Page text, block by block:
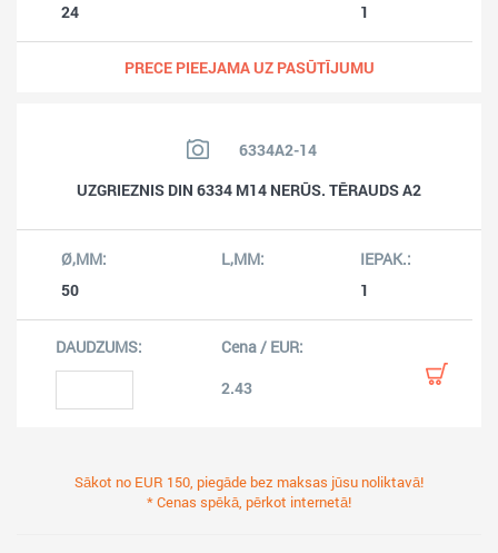
24 1
PRECE PIEEJAMA UZ PASŪTĪJUMU
6334A2-14
UZGRIEZNIS DIN 6334 M14 NERŪS. TĒRAUDS A2
50 1
2.43
Sākot no EUR 150, piegāde bez maksas jūsu noliktavā!
* Cenas spēkā, pērkot internetā!